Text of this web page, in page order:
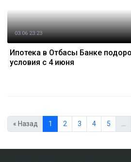
03.06 23:23
Ипотека в Отбасы Банке
условия с 4 июня
« Назад 1 2 3 4 5 …